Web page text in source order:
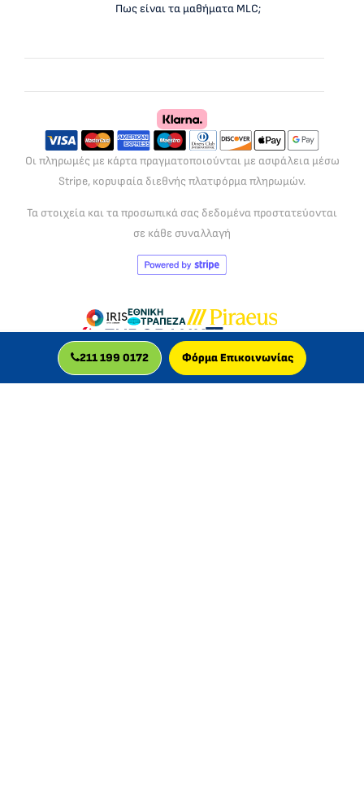
Πως είναι τα μαθήματα MLC;
Οι πληρωμές με κάρτα πραγματοποιούνται με ασφάλεια μέσω
Stripe, κορυφαία διεθνής πλατφόρμα πληρωμών.
Τα στοιχεία και τα προσωπικά σας δεδομένα προστατεύονται
σε κάθε συναλλαγή
211 199 0172 Φόρμα Επικοινωνίας